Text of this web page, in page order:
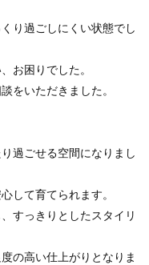
り過ごしにくい状態でし
お困りでした。
をいただきました。
過ごせる空間になりまし
して育てられます。
すっきりとしたスタイリ
の高い仕上がりとなりま